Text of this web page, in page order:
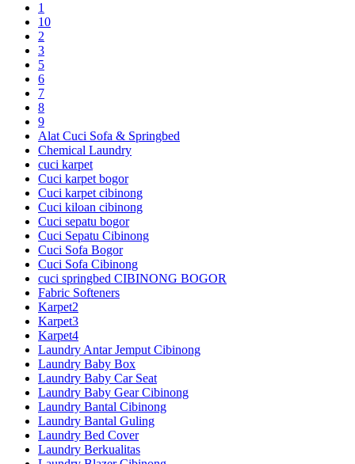
1
10
2
3
5
6
7
8
9
Alat Cuci Sofa & Springbed
Chemical Laundry
cuci karpet
Cuci karpet bogor
Cuci karpet cibinong
Cuci kiloan cibinong
Cuci sepatu bogor
Cuci Sepatu Cibinong
Cuci Sofa Bogor
Cuci Sofa Cibinong
cuci springbed CIBINONG BOGOR
Fabric Softeners
Karpet2
Karpet3
Karpet4
Laundry Antar Jemput Cibinong
Laundry Baby Box
Laundry Baby Car Seat
Laundry Baby Gear Cibinong
Laundry Bantal Cibinong
Laundry Bantal Guling
Laundry Bed Cover
Laundry Berkualitas